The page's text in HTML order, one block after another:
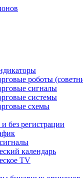
роботы
сигналы
системы
схемы
без регистрации
календарь
TV